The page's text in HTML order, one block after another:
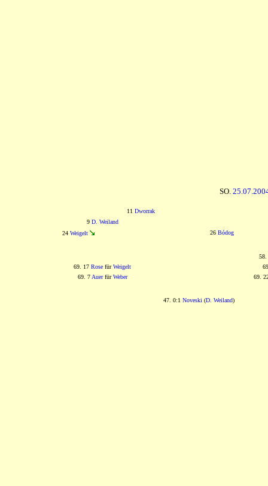
SO.
11 Dworrak
9 D. Weiland
24 Weigelt 26 Bódog
69. 17 Rose fürWeigelt
69. 7 AuerfürWeber 69.
47. 0:1 Noveski (D. Weiland)